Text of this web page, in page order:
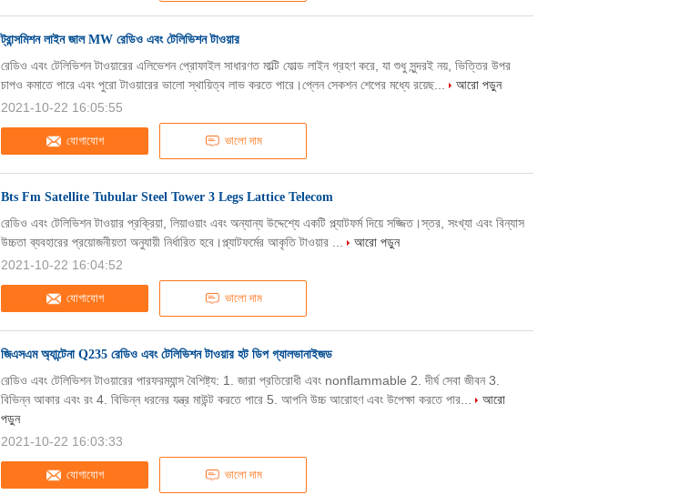
ট্রান্সমিশন লাইন জাল MW রেডিও এবং টেলিভিশন টাওয়ার
যোগাযোগ ভালো দাম
রেডিও এবং টেলিভিশন টাওয়ারের এলিভেশন প্রোফাইল সাধারণত মাল্টি ফোল্ড লাইন গ্রহণ করে, যা শুধু সুন্দরই নয়, ভিত্তির উপর
চাপও কমাতে পারে এবং পুরো টাওয়ারের ভালো স্থায়িত্ব লাভ করতে পারে।প্লেন সেকশন শেপের মধ্যে রয়েছ...
আরো পড়ুন
2021-10-22 16:05:55
Bts Fm Satellite Tubular Steel Tower 3 Legs Lattice Telecom
যোগাযোগ ভালো দাম
রেডিও এবং টেলিভিশন টাওয়ার প্রক্রিয়া, লিয়াওয়াং এবং অন্যান্য উদ্দেশ্যে একটি প্ল্যাটফর্ম দিয়ে সজ্জিত।স্তর, সংখ্যা এবং বিন্যাস
উচ্চতা ব্যবহারের প্রয়োজনীয়তা অনুযায়ী নির্ধারিত হবে।প্ল্যাটফর্মের আকৃতি টাওয়ার ...
আরো পড়ুন
2021-10-22 16:04:52
জিএসএম অ্যান্টেনা Q235 রেডিও এবং টেলিভিশন টাওয়ার হট ডিপ গ্যালভানাইজড
যোগাযোগ ভালো দাম
রেডিও এবং টেলিভিশন টাওয়ারের পারফরম্যান্স বৈশিষ্ট্য: 1. জারা প্রতিরোধী এবং nonflammable 2. দীর্ঘ সেবা জীবন 3.
বিভিন্ন আকার এবং রং 4. বিভিন্ন ধরনের যন্ত্র মাউন্ট করতে পারে 5. আপনি উচ্চ আরোহণ এবং উপেক্ষা করতে পার...
আরো
পড়ুন
2021-10-22 16:03:33